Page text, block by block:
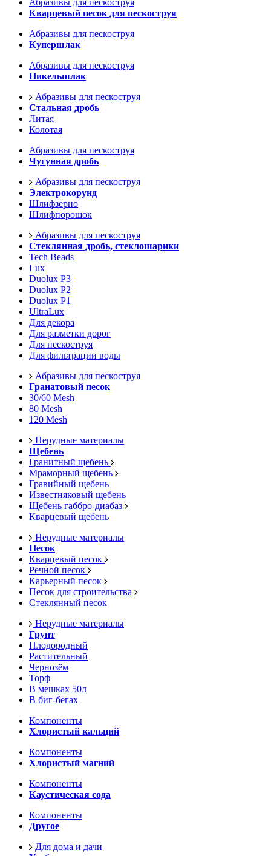
Абразивы для пескоструя
Кварцевый песок для пескоструя
Абразивы для пескоструя
Купершлак
Абразивы для пескоструя
Никельшлак
Абразивы для пескоструя
Стальная дробь
Литая
Колотая
Абразивы для пескоструя
Чугунная дробь
Абразивы для пескоструя
Электрокорунд
Шлифзерно
Шлифпорошок
Абразивы для пескоструя
Стеклянная дробь, стеклошарики
Tech Beads
Lux
Duolux P3
Duolux P2
Duolux P1
UltraLux
Для декора
Для разметки дорог
Для пескоструя
Для фильтрации воды
Абразивы для пескоструя
Гранатовый песок
30/60 Mesh
80 Mesh
120 Mesh
Нерудные материалы
Щебень
Гранитный щебень
Мраморный щебень
Гравийный щебень
Известняковый щебень
Щебень габбро-диабаз
Кварцевый щебень
Нерудные материалы
Песок
Кварцевый песок
Речной песок
Карьерный песок
Песок для строительства
Стеклянный песок
Нерудные материалы
Грунт
Плодородный
Растительный
Чернозём
Торф
В мешках 50л
В биг-бегах
Компоненты
Хлористый кальций
Компоненты
Хлористый магний
Компоненты
Каустическая сода
Компоненты
Другое
Для дома и дачи